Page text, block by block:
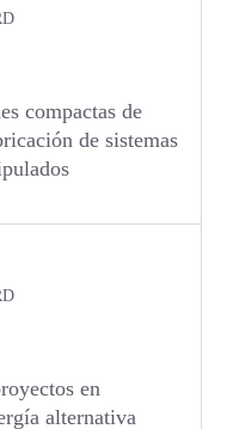
compactas de
de sistemas
en
alternativa